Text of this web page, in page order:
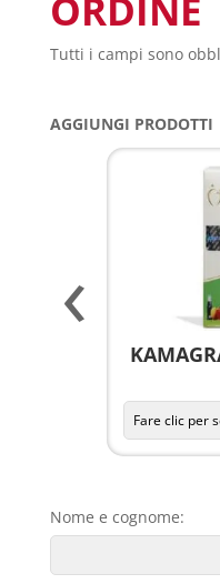
Tutti i campi sono
AGGIUNGI PRODOTTI
‹
Nome e cognome: